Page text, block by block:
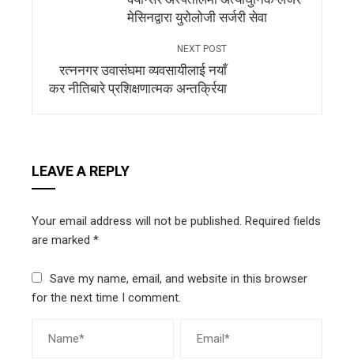
मेसिनद्वारा युरोलोजी सर्जरी सेवा
NEXT POST
रत्ननगर उवासंघमा व्यवसायीलाई नयाँ
कर नीतिबारे प्रशिक्षणात्मक अन्तर्क्रिया
LEAVE A REPLY
Your email address will not be published. Required fields
are marked *
Save my name, email, and website in this browser
for the next time I comment.